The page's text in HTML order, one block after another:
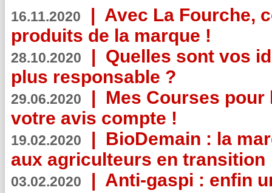
16.11.2020 | Avec La Fourche,
produits de la marque !
28.10.2020 | Quelles sont vos
plus responsable ?
29.06.2020 | Mes Courses pour
votre avis compte !
19.02.2020 | BioDemain : la
aux agriculteurs en transition
03.02.2020 | Anti-gaspi : enfin